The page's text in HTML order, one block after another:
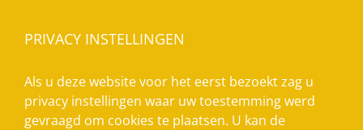
PRIVACY INSTELLINGEN
Als u deze website voor het eerst bezoekt zag u
privacy instellingen waar uw toestemming werd
gevraagd om cookies te plaatsen. U kan de